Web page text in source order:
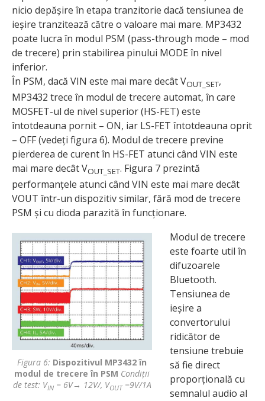
nicio depășire în etapa tranzitorie dacă tensiunea de
ieșire tranzitează către o valoare mai mare. MP3432
poate lucra în modul PSM (pass-through mode – mod
de trecere) prin stabilirea pinului MODE în nivel
inferior.
În PSM, dacă VIN este mai mare decât VOUT_SET,
MP3432 trece în modul de trecere automat, în care
MOSFET-ul de nivel superior (HS-FET) este
întotdeauna pornit – ON, iar LS-FET întotdeauna oprit
– OFF (vedeți figura 6). Modul de trecere previne
pierderea de curent în HS-FET atunci când VIN este
mai mare decât VOUT_SET. Figura 7 prezintă
performanțele atunci când VIN este mai mare decât
VOUT într-un dispozitiv similar, fără mod de trecere
PSM și cu dioda parazită în funcționare.
Figura 6: Dispozitivul MP3432 în
modul de trecere în PSM Condiții
de test: VIN= 6V→ 12V/, VOUT=9V/1A
Modul de trecere
este foarte util în
difuzoarele
Bluetooth.
Tensiunea de
ieșire a
convertorului
ridicător de
tensiune trebuie
să fie direct
proporțională cu
semnalul audio al